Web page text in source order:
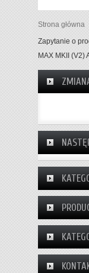
Strona główna
Zapytanie o
MAX MKII (V2)